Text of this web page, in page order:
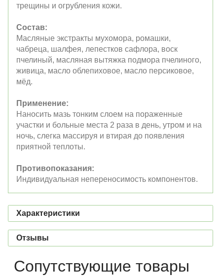
трещины и огрубления кожи.
Состав:
Масляные экстракты мухомора, ромашки,
чабреца, шалфея, лепестков сафлора, воск
пчелиный, масляная вытяжка подмора пчелиного,
живица, масло облепиховое, масло персиковое,
мёд.
Применение:
Наносить мазь тонким слоем на пораженные
участки и больные места 2 раза в день, утром и на
ночь, слегка массируя и втирая до появления
приятной теплоты.
Противопоказания:
Индивидуальная непереносимость компонентов.
Характеристики
Отзывы
Сопутствующие товары